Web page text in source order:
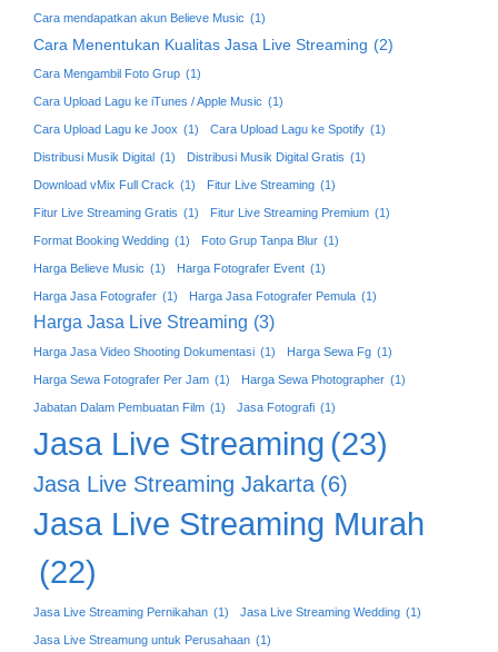
Cara mendapatkan akun Believe Music (1)
Cara Menentukan Kualitas Jasa Live Streaming (2)
Cara Mengambil Foto Grup (1)
Cara Upload Lagu ke iTunes / Apple Music (1)
Cara Upload Lagu ke Joox (1) Cara Upload Lagu ke Spotify (1)
Distribusi Musik Digital (1) Distribusi Musik Digital Gratis (1)
Download vMix Full Crack (1) Fitur Live Streaming (1)
Fitur Live Streaming Gratis (1) Fitur Live Streaming Premium (1)
Format Booking Wedding (1) Foto Grup Tanpa Blur (1)
Harga Believe Music (1) Harga Fotografer Event (1)
Harga Jasa Fotografer (1) Harga Jasa Fotografer Pemula (1)
Harga Jasa Live Streaming (3)
Harga Jasa Video Shooting Dokumentasi (1) Harga Sewa Fg (1)
Harga Sewa Fotografer Per Jam (1) Harga Sewa Photographer (1)
Jabatan Dalam Pembuatan Film (1) Jasa Fotografi (1)
Jasa Live Streaming (23)
Jasa Live Streaming Jakarta (6)
Jasa Live Streaming Murah
(22)
Jasa Live Streaming Pernikahan (1) Jasa Live Streaming Wedding (1)
Jasa Live Streamung untuk Perusahaan (1)